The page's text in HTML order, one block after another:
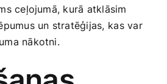
ceļojumā, kurā atklāsim
un stratēģijas,⁢ kas var
nākotni.